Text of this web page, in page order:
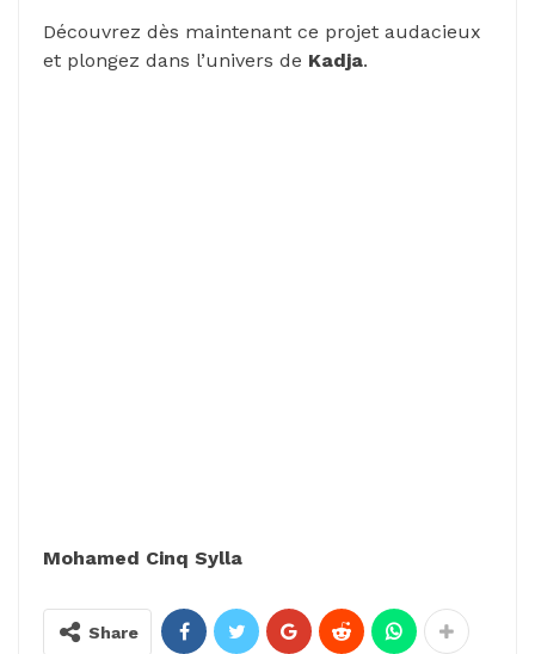
Découvrez dès maintenant ce projet audacieux
et plongez dans l’univers de Kadja.
Mohamed Cinq Sylla
Share